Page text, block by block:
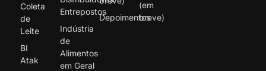
Coleta
de
Leite
BI
Atak
Entrepostos
Indústria
de
Alimentos
em Geral
Depoimentos
(em
breve)